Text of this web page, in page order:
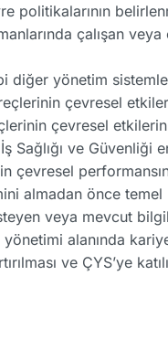
politikalarının
çalışan
diğer yönetim
çevresel
çevresel
Sağlığı ve Güvenliği
çevresel
almadan önce
veya mevcut
yönetimi alanında
ve ÇYS’ye